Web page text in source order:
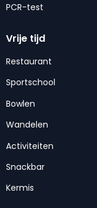
PCR-test
Vrije tijd
Restaurant
Sportschool
Bowlen
Wandelen
Activiteiten
Snackbar
Kermis